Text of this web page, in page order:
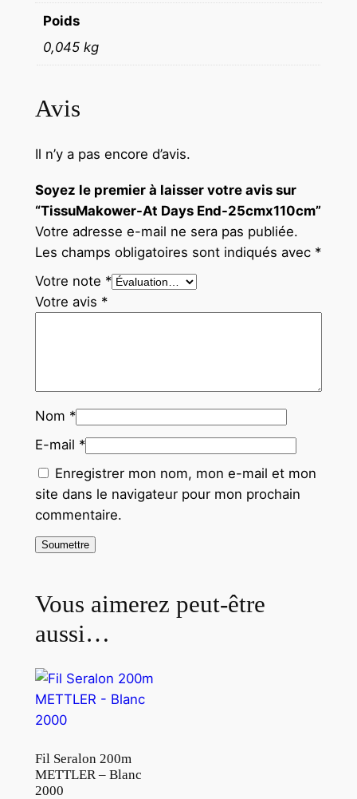
m
c
Poids
0,045 kg
Avis
Il n’y a pas encore d’avis.
Soyez le premier à laisser votre avis sur
“TissuMakower-At Days End-25cmx110cm”
Votre adresse e-mail ne sera pas publiée.
Les champs obligatoires sont indiqués avec *
Votre note *
Votre avis *
Nom *
E-mail *
Enregistrer mon nom, mon e-mail et mon
site dans le navigateur pour mon prochain
commentaire.
Vous aimerez peut-être
aussi…
Fil Seralon 200m
METTLER – Blanc
2000